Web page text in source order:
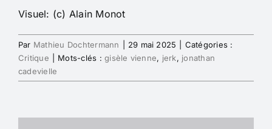
Visuel: (c) Alain Monot
Par Mathieu Dochtermann 29 mai 2025
Catégories :
Critique
Mots-clés :gisèle vienne, jerk, jonathan
cadevielle